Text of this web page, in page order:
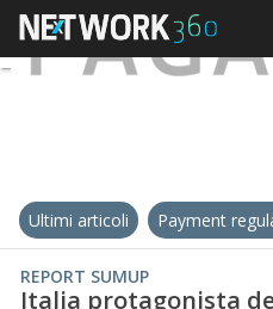
Ultimi articoli Payment
REPORT SUMUP
Italia protagonista